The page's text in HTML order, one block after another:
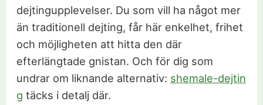
dejtingupplevelser. Du som vill ha något mer
än traditionell dejting, får här enkelhet, frihet
och möjligheten att hitta den där
efterlängtade gnistan. Och för dig som
undrar om liknande alternativ: shemale-dejtin
g täcks i detalj där.